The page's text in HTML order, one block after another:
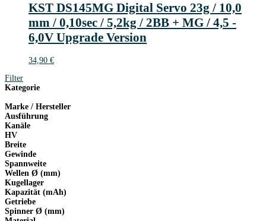
KST DS145MG Digital Servo 23g / 10,0
mm / 0,10sec / 5,2kg / 2BB + MG / 4,5 -
6,0V Upgrade Version
34,90 €
Filter
Kategorie
Marke / Hersteller
Ausführung
Kanäle
HV
Breite
Gewinde
Spannweite
Wellen Ø (mm)
Kugellager
Kapazität (mAh)
Getriebe
Spinner Ø (mm)